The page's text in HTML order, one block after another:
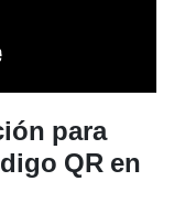
para
QR en